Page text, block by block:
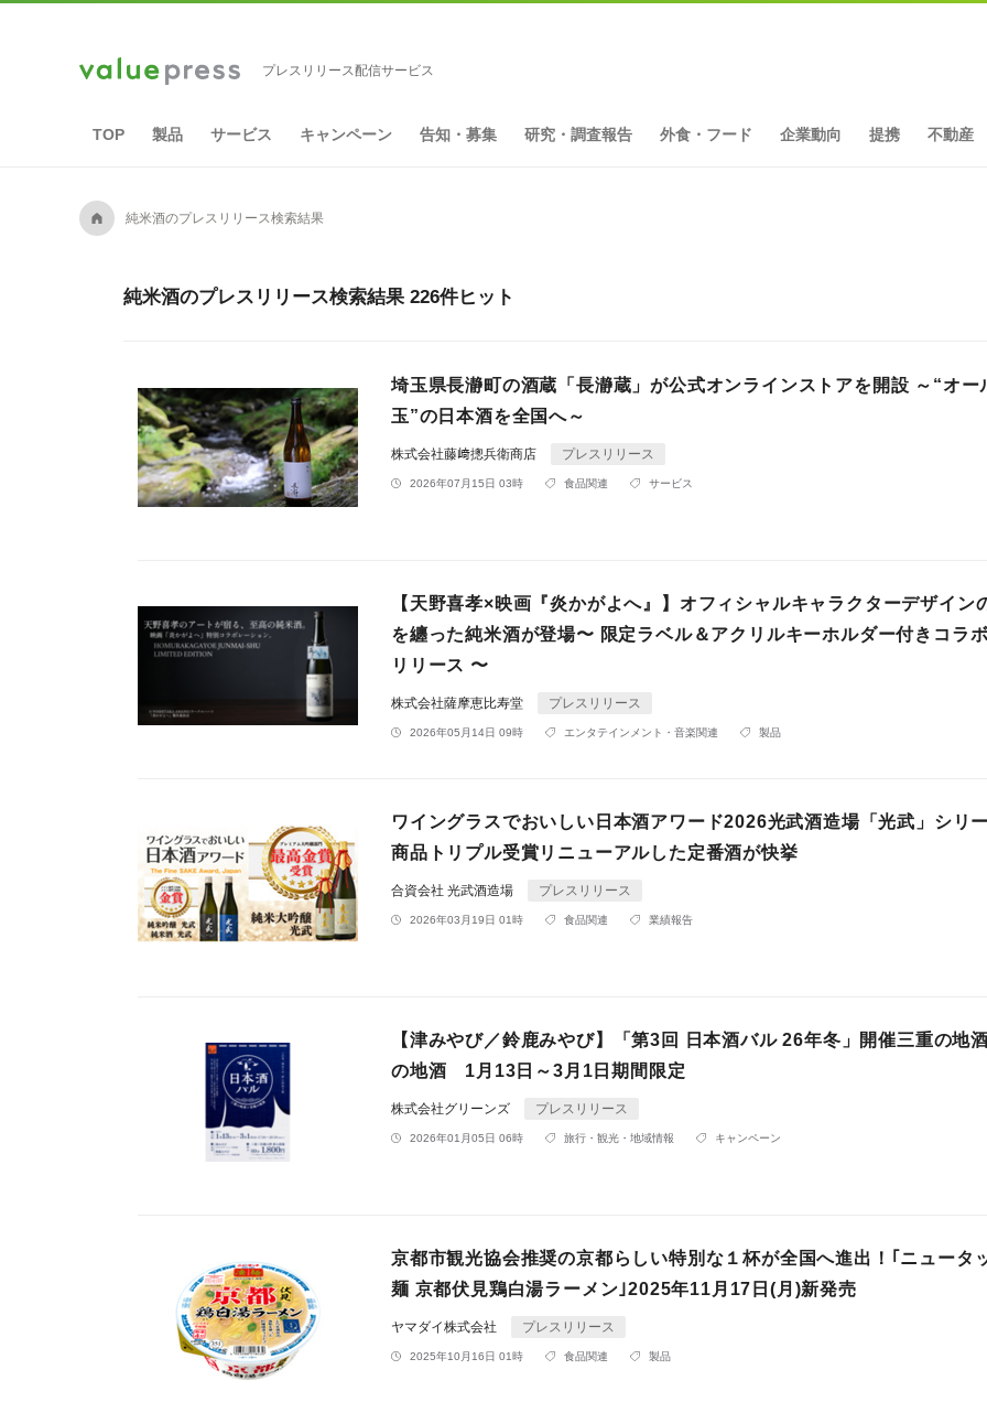
プレスリリース配信サービス
TOP 製品 サービス キャンペーン 告知・募集 研究・調査報告 外食・フード 企業動向 提携 不動産
A 純米酒のプレスリリース検索結果
純米酒のプレスリリース検索結果 226件ヒット
埼玉県長瀞町の酒蔵「長瀞蔵」が公式オンラインストアを開設 ～“オー
玉”の日本酒を全国へ～
株式会社藤﨑摠兵衛商店 プレスリリース
2026年07月15日 03時 食品関連 サービス
【天野喜孝×映画『炎かがよへ』】オフィシャルキャラクターデザイン
を纏った純米酒が登場〜 限定ラベル＆アクリルキーホルダー付きコラ
リリース 〜
株式会社薩摩恵比寿堂 プレスリリース
2026年05月14日 09時 エンタテインメント・音楽関連 製品
ワイングラスでおいしい日本酒アワード2026光武酒造場「光武」シリ
商品トリプル受賞リニューアルした定番酒が快挙
合資会社 光武酒造場 プレスリリース
2026年03月19日 01時 食品関連 業績報告
【津みやび／鈴鹿みやび】「第3回 日本酒バル 26年冬」開催三重の地
の地酒 1月13日～3月1日期間限定
株式会社グリーンズ プレスリリース
2026年01月05日 06時 旅行・観光・地域情報 キャンペーン
京都市観光協会推奨の京都らしい特別な１杯が全国へ進出！｢ニュータ
麺 京都伏見鶏白湯ラーメン｣2025年11月17日(月)新発売
ヤマダイ株式会社 プレスリリース
2025年10月16日 01時 食品関連 製品